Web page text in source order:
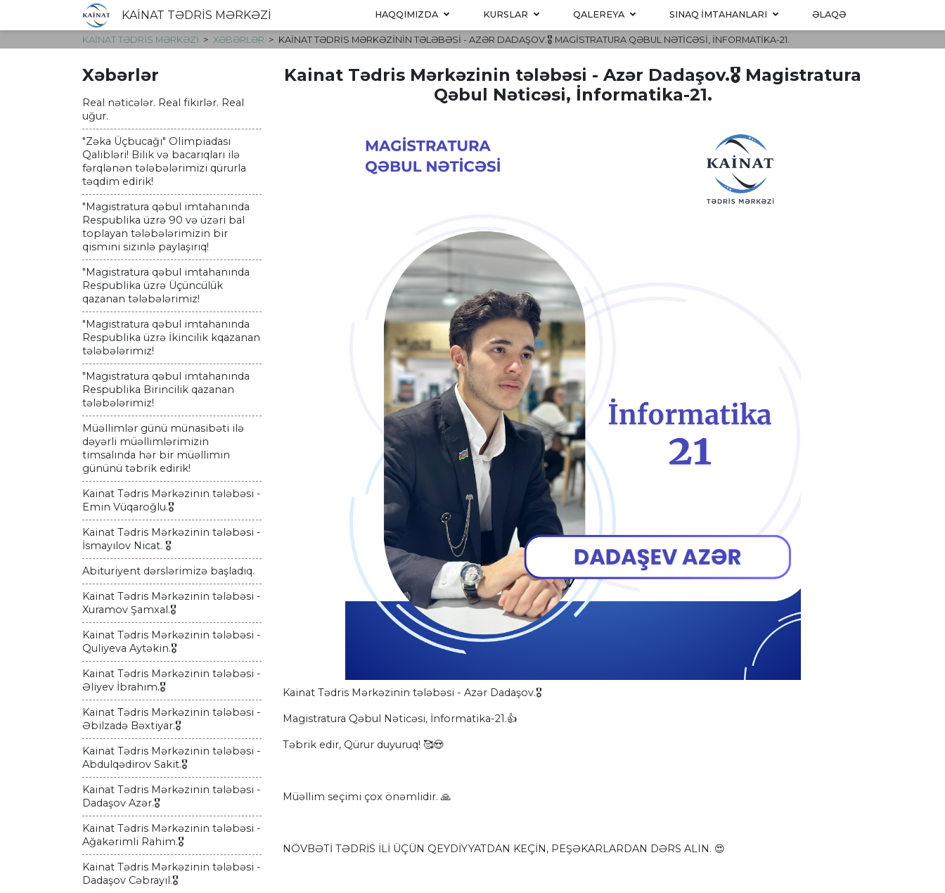
KAİNAT TƏDRİS MƏRKƏZİ HAQQIMIZDA KURSLAR QALEREYA SINAQ IMTAHANLARI ƏLAQƏ
KAİNAT TƏDRİS MƏRKƏZİ XƏBƏRLƏR KAINAT TƏDRIS MƏRKƏZININ TƏLƏBƏSI - AZƏR DADAŞOV.🎖 MAGISTRATURA QƏBUL NƏTICƏSI, İNFORMATIKA-21.
Xəbərlər
Real nəticələr. Real fikirlər. Real
uğur.
"Zəka Üçbucağı" Olimpiadası
Qalibləri! Bilik və bacarıqları ilə
fərqlənən tələbələrimizi qürurla
təqdim edirik!
"Magistratura qəbul imtahanında
Respublika üzrə 90 və üzəri bal
toplayan tələbələrimizin bir
qismini sizinlə paylaşırıq!
"Magistratura qəbul imtahanında
Respublika üzrə Üçüncülük
qazanan tələbələrimiz!
"Magistratura qəbul imtahanında
Respublika üzrə İkincilik kqazanan
tələbələrimiz!
"Magistratura qəbul imtahanında
Respublika Birincilik qazanan
tələbələrimiz!
Müəllimlər günü münasibəti ilə
dəyərli müəllimlərimizin
timsalında hər bir müəllimin
gününü təbrik edirik!
Kainat Tədris Mərkəzinin tələbəsi -
Emin Vüqaroğlu.🎖
Kainat Tədris Mərkəzinin tələbəsi -
İsmayılov Nicat. 🎖
Abituriyent dərslərimizə başladıq.
Kainat Tədris Mərkəzinin tələbəsi -
Xuramov Şamxal.🎖
Kainat Tədris Mərkəzinin tələbəsi -
Quliyeva Aytəkin.🎖
Kainat Tədris Mərkəzinin tələbəsi -
Əliyev İbrahim.🎖
Kainat Tədris Mərkəzinin tələbəsi -
Əbilzadə Bəxtiyar.🎖
Kainat Tədris Mərkəzinin tələbəsi -
Abdulqədirov Sakit.🎖
Kainat Tədris Mərkəzinin tələbəsi -
Dadaşov Azər.🎖
Kainat Tədris Mərkəzinin tələbəsi -
Ağakərimli Rahim.🎖
Kainat Tədris Mərkəzinin tələbəsi -
Dadaşov Cəbrayıl.🎖
Kainat Tədris Mərkəzinin tələbəsi - Azər Dadaşov.🎖 Magistratura
Qəbul Nəticəsi, İnformatika-21.
Kainat Tədris Mərkəzinin tələbəsi - Azər Dadaşov.🎖
Magistratura Qəbul Nəticəsi, İnformatika-21.👍
Təbrik edir, Qürur duyuruq! 🥰😍
Müəllim seçimi çox önəmlidir. 🙏
NÖVBƏTİ TƏDRİS İLİ ÜÇÜN QEYDİYYATDAN KEÇİN, PEŞƏKARLARDAN DƏRS ALIN. 😍